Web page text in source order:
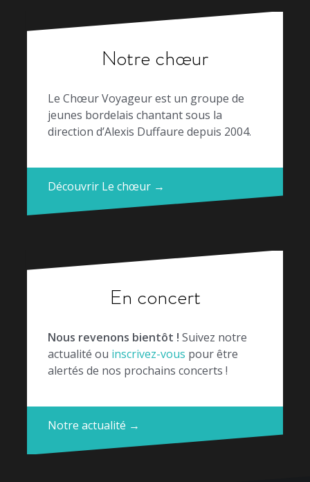
Notre chœur
Le Chœur Voyageur est un groupe de
jeunes bordelais chantant sous la
direction d’Alexis Duffaure depuis 2004.
Découvrir Le chœur →
En concert
Nous revenons bientôt ! Suivez notre
actualité ou inscrivez-vous pour être
alertés de nos prochains concerts !
Notre actualité →